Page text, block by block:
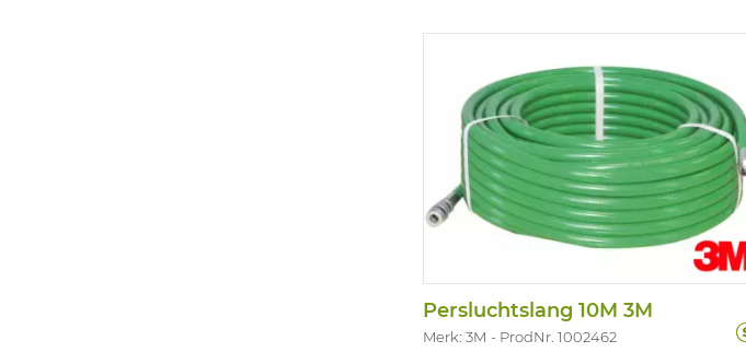
Persluchtslang 10M 3M
Merk: 3M ProdNr. 1002462